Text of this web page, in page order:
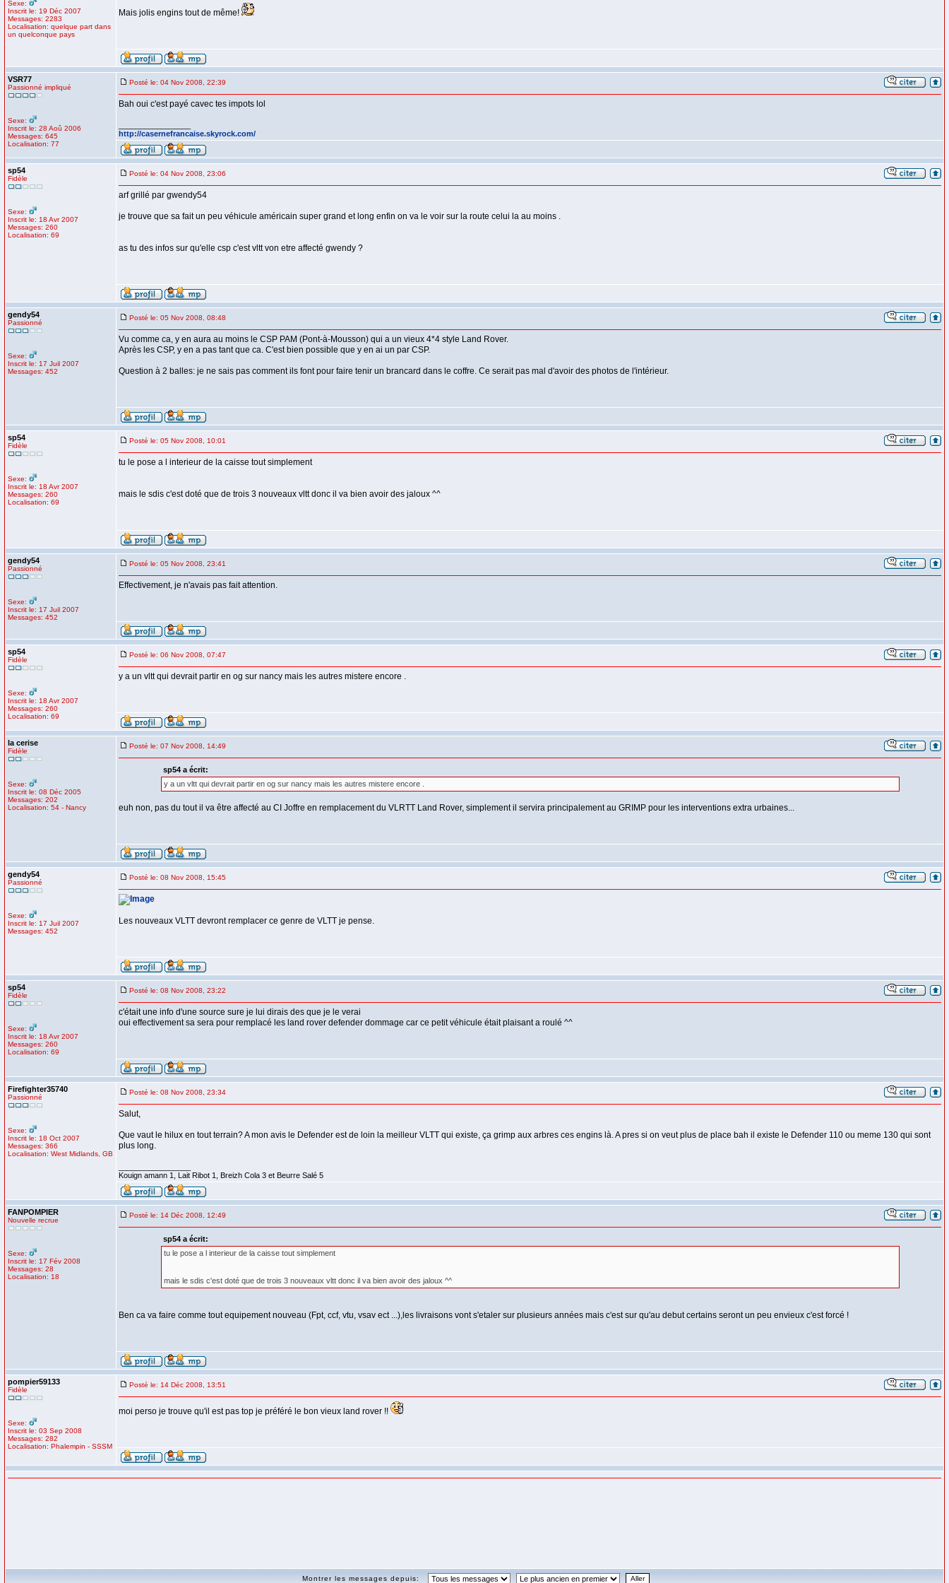
Sexe:
Inscrit le: 19 Déc 2007
Messages: 2283
Localisation: quelque part dans
un quelconque pays
Mais jolis engins tout de même!
VSR77
Passionné impliqué
Sexe:
Inscrit le: 28 Aoû 2006
Messages: 645
Localisation: 77
Posté le: 04 Nov 2008, 22:39
Bah oui c'est payé cavec tes impots lol
http://casernefrancaise.skyrock.com/
sp54
Fidèle
Sexe:
Inscrit le: 18 Avr 2007
Messages: 260
Localisation: 69
Posté le: 04 Nov 2008, 23:06
arf grillé par gwendy54
je trouve que sa fait un peu véhicule américain super grand et long enfin on va le voir sur la route celui la au moins .
as tu des infos sur qu'elle csp c'est vltt von etre affecté gwendy ?
gendy54
Passionné
Sexe:
Inscrit le: 17 Juil 2007
Messages: 452
Posté le: 05 Nov 2008, 08:48
Vu comme ca, y en aura au moins le CSP PAM (Pont-à-Mousson) qui a un vieux 4*4 style Land Rover.
Après les CSP, y en a pas tant que ca. C'est bien possible que y en ai un par CSP.
Question à 2 balles: je ne sais pas comment ils font pour faire tenir un brancard dans le coffre. Ce serait pas mal d'avoir des photos de l'intérieur.
sp54
Fidèle
Sexe:
Inscrit le: 18 Avr 2007
Messages: 260
Localisation: 69
Posté le: 05 Nov 2008, 10:01
tu le pose a l interieur de la caisse tout simplement
mais le sdis c'est doté que de trois 3 nouveaux vltt donc il va bien avoir des jaloux ^^
gendy54
Passionné
Sexe:
Inscrit le: 17 Juil 2007
Messages: 452
Posté le: 05 Nov 2008, 23:41
Effectivement, je n'avais pas fait attention.
sp54
Fidèle
Sexe:
Inscrit le: 18 Avr 2007
Messages: 260
Localisation: 69
Posté le: 06 Nov 2008, 07:47
y a un vltt qui devrait partir en og sur nancy mais les autres mistere encore .
la cerise
Fidèle
Sexe:
Inscrit le: 08 Déc 2005
Messages: 202
Localisation: 54 - Nancy
Posté le: 07 Nov 2008, 14:49
sp54 a écrit:
y a un vltt qui devrait partir en og sur nancy mais les autres mistere encore .
euh non, pas du tout il va être affecté au CI Joffre en remplacement du VLRTT Land Rover, simplement il servira principalement au GRIMP pour les interventions extra urbaines...
gendy54
Passionné
Sexe:
Inscrit le: 17 Juil 2007
Messages: 452
Posté le: 08 Nov 2008, 15:45
Les nouveaux VLTT devront remplacer ce genre de VLTT je pense.
sp54
Fidèle
Sexe:
Inscrit le: 18 Avr 2007
Messages: 260
Localisation: 69
Posté le: 08 Nov 2008, 23:22
c'était une info d'une source sure je lui dirais des que je le verai
oui effectivement sa sera pour remplacé les land rover defender dommage car ce petit véhicule était plaisant a roulé ^^
Firefighter35740
Passionné
Sexe:
Inscrit le: 18 Oct 2007
Messages: 366
Localisation: West Midlands, GB
Posté le: 08 Nov 2008, 23:34
Salut,
Que vaut le hilux en tout terrain? A mon avis le Defender est de loin la meilleur VLTT qui existe, ça grimp aux arbres ces engins là. A pres si on veut plus de place bah il existe le Defender 110 ou meme 130 qui sont
plus long.
Kouign amann 1, Lait Ribot 1, Breizh Cola 3 et Beurre Salé 5
FANPOMPIER
Nouvelle recrue
Sexe:
Inscrit le: 17 Fév 2008
Messages: 28
Localisation: 18
Posté le: 14 Déc 2008, 12:49
sp54 a écrit:
tu le pose a l interieur de la caisse tout simplement
mais le sdis c'est doté que de trois 3 nouveaux vltt donc il va bien avoir des jaloux ^^
Ben ca va faire comme tout equipement nouveau (Fpt, ccf, vtu, vsav ect ...),les livraisons vont s'etaler sur plusieurs années mais c'est sur qu'au debut certains seront un peu envieux c'est forcé !
pompier59133
Fidèle
Sexe:
Inscrit le: 03 Sep 2008
Messages: 282
Localisation: Phalempin - SSSM
Posté le: 14 Déc 2008, 13:51
moi perso je trouve qu'il est pas top je préféré le bon vieux land rover !!
Montrer les messages depuis: